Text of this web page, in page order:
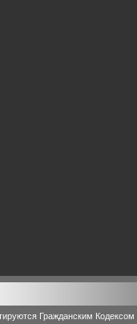
Гражданским